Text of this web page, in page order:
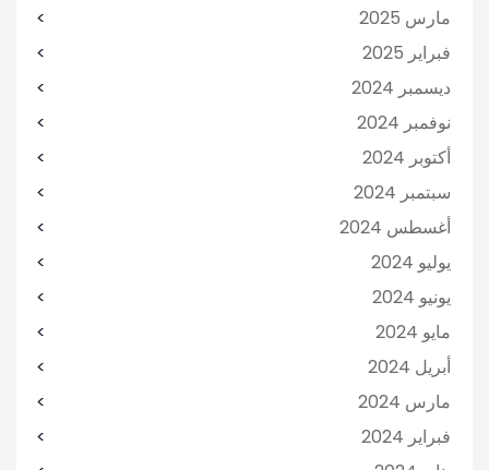
مارس 2025
فبراير 2025
ديسمبر 2024
نوفمبر 2024
أكتوبر 2024
سبتمبر 2024
أغسطس 2024
يوليو 2024
يونيو 2024
مايو 2024
أبريل 2024
مارس 2024
فبراير 2024